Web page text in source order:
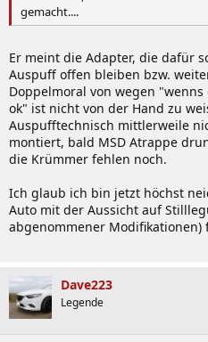
gemacht....
Er meint die Adapter, die dafür
Auspuff offen bleiben bzw.
Doppelmoral von wegen
ok" ist nicht von der Hand zu
Auspufftechnisch mittlerweile
montiert, bald MSD Atrappe
die Krümmer fehlen noch.
Ich glaub ich bin jetzt höchst
Auto mit der Aussicht auf
abgenommener Modifikationen)
Dave223
Legende